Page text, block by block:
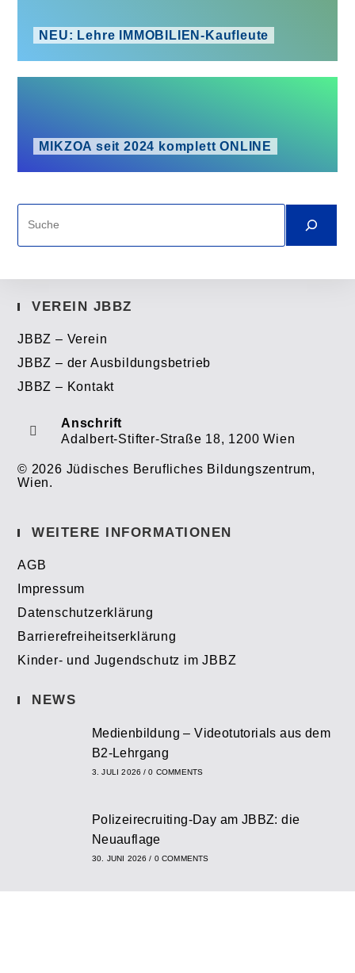
NEU: Lehre IMMOBILIEN-Kaufleute
MIKZOA seit 2024 komplett ONLINE
Suche
VEREIN JBBZ
JBBZ – Verein
JBBZ – der Ausbildungsbetrieb
JBBZ – Kontakt
Anschrift
Adalbert-Stifter-Straße 18, 1200 Wien
© 2026 Jüdisches Berufliches Bildungszentrum,
Wien.
WEITERE INFORMATIONEN
AGB
Impressum
Datenschutzerklärung
Barrierefreiheitserklärung
Kinder- und Jugendschutz im JBBZ
NEWS
Medienbildung – Videotutorials aus dem
B2-Lehrgang
3. JULI 2026 / 0 COMMENTS
Polizeirecruiting-Day am JBBZ: die
Neuauflage
30. JUNI 2026 / 0 COMMENTS